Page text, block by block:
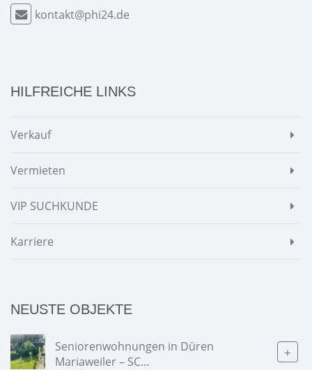
kontakt@phi24.de
HILFREICHE LINKS
Verkauf
Vermieten
VIP SUCHKUNDE
Karriere
NEUSTE OBJEKTE
Seniorenwohnungen in Düren
Mariaweiler – SC...
+